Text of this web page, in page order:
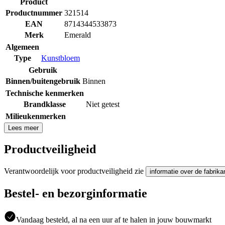
Productnummer 321514
EAN
8714344533873
Merk
Emerald
Algemeen
Type
Kunstbloem
Gebruik
Binnen/buitengebruik Binnen
Technische kenmerken
Brandklasse
Niet getest
Milieukenmerken
Lees meer
Productveiligheid
Verantwoordelijk voor productveiligheid zie informatie over de
Bestel- en bezorginformatie
Vandaag besteld, al na een uur af te halen in jouw bouwmarkt